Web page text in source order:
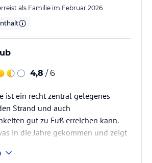
als Familie im Februar 2026
4,8 / 6
ist ein recht zentral gelegenes
Strand und auch
gut zu Fuß erreichen kann.
in die Jahre gekommen und zeigt
unserer Einschätzung nicht den